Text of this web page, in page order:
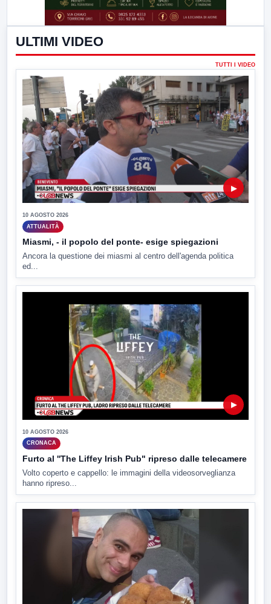
ULTIMI VIDEO
TUTTI I VIDEO
▶
10 AGOSTO 2026
ATTUALITÀ
Miasmi, - il popolo del ponte- esige spiegazioni
Ancora la questione dei miasmi al centro dell'agenda politica
ed...
▶
10 AGOSTO 2026
CRONACA
Furto al ''The Liffey Irish Pub" ripreso dalle telecamere
Volto coperto e cappello: le immagini della videosorveglianza
hanno ripreso...